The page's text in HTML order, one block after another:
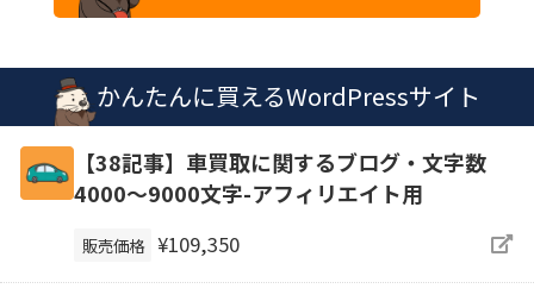
かんたんに買えるWordPressサイト
【38記事】車買取に関するブログ・文字数
4000～9000文字-アフィリエイト用
販売価格 ¥109,350